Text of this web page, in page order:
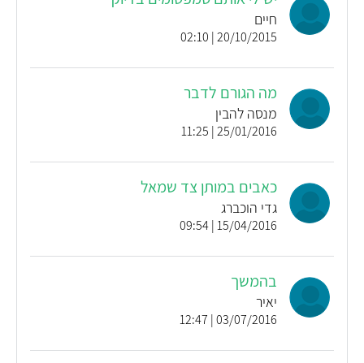
חיים
20/10/2015 | 02:10
מה הגורם לדבר
מנסה להבין
25/01/2016 | 11:25
כאבים במותן צד שמאל
גדי הוכברג
15/04/2016 | 09:54
בהמשך
יאיר
03/07/2016 | 12:47